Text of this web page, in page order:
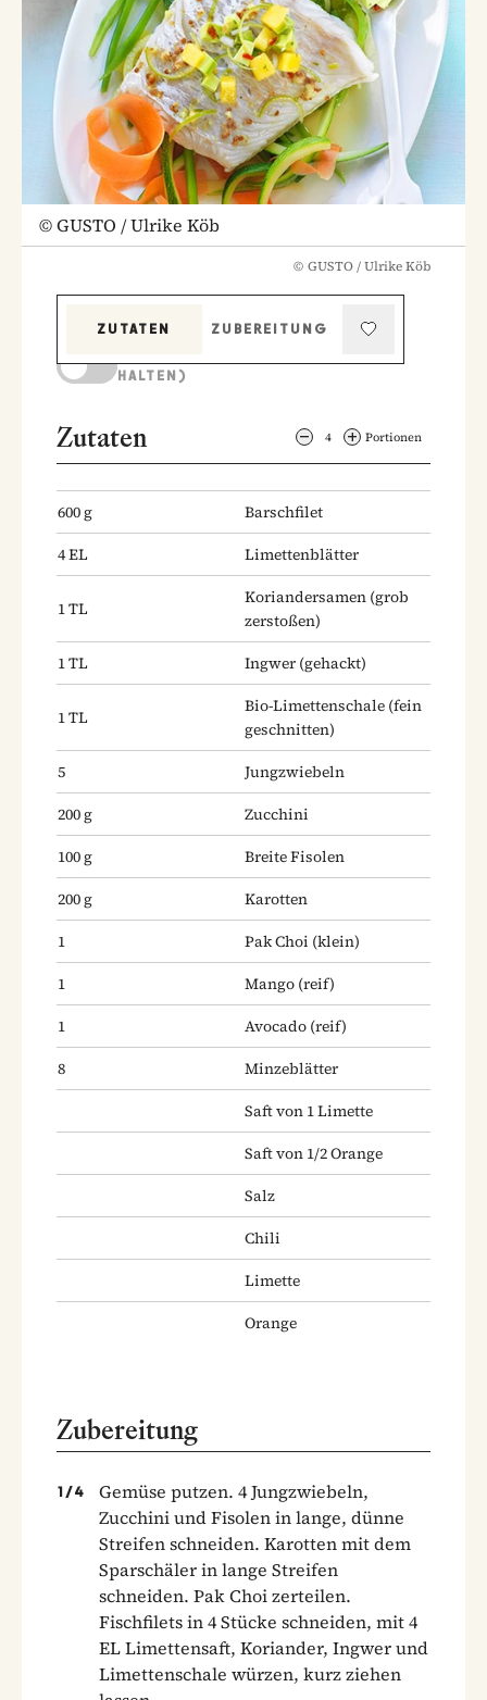
©GUSTO / Ulrike Köb
© GUSTO / Ulrike Köb
ZUTATEN
ZUBEREITUNG
HALTEN)
Zutaten 4 Portionen
600g
Barschfilet
4EL Limettenblätter
1TL
Koriandersamen (grob
zerstoßen)
1TL Ingwer (gehackt)
1TL
Bio-Limettenschale (fein
geschnitten)
5
Jungzwiebeln
200g
Zucchini
100g
Breite Fisolen
200g
Karotten
1
Pak Choi (klein)
1
Mango (reif)
1
Avocado (reif)
8
Minzeblätter
Saft von 1 Limette
Saft von 1/2 Orange
Salz
Chili
Limette
Orange
Zubereitung
1 /4
Gemüse putzen. 4 Jungzwiebeln,
Zucchini und Fisolen in lange, dünne
Streifen schneiden. Karotten mit dem
Sparschäler in lange Streifen
schneiden. Pak Choi zerteilen.
Fischfilets in 4 Stücke schneiden, mit 4
EL Limettensaft, Koriander, Ingwer und
Limettenschale würzen, kurz ziehen